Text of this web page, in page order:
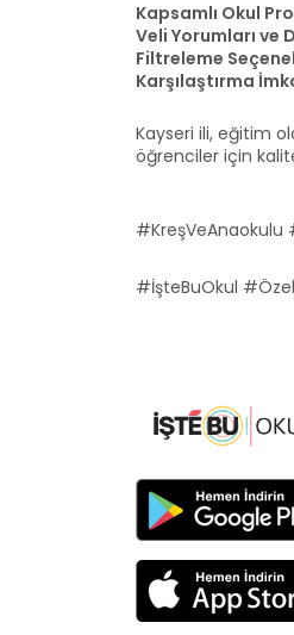
Kapsamlı Okul
Veli Yorumları ve
Filtreleme
Karşılaştırma
Kayseri ili, eğitim
öğrenciler için
#İşteBuOkul